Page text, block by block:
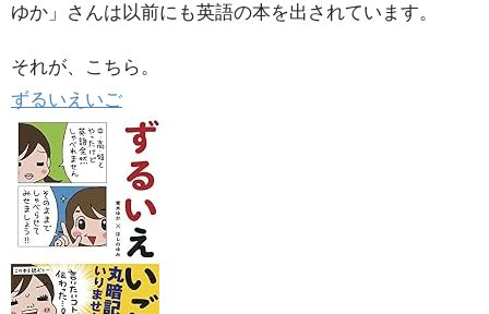
ゆか」さんは以前にも英語の本を出されています。
それが、こちら。
ずるいえいご